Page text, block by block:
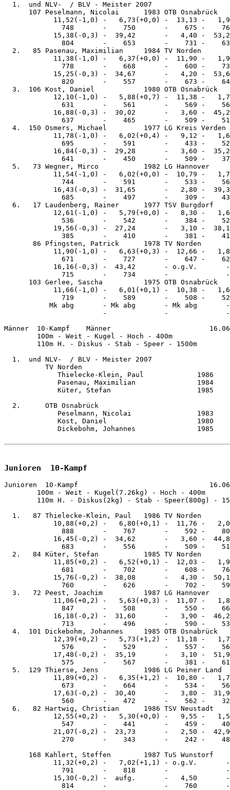
1.  und NLV-  / BLV - Meister 2007
107 Peselmann, Nicolai      1983 OTB Osnabrück
11,52(-1,0) -   6,73(+0,0) -  13,13 -   1,96
748       -    750       -    675 -    767
15,38(-0,3) -  39,42       -   4,40 -  53,25
804       -    653       -    731 -    637
2.   85 Pasenau, Maximilian     1984 TV Norden
11,38(-1,0) -   6,37(+0,0) -  11,90 -   1,92
778       -    668       -    600 -    731
15,25(-0,3) -  34,67       -   4,20 -  53,68
820       -    557       -    673 -    643
3.  106 Kost, Daniel            1980 OTB Osnabrück
12,10(-1,0) -   5,88(+0,7) -  11,38 -   1,72
631       -    561       -    569 -    560
16,88(-0,3) -  30,02       -   3,60 -  45,28
637       -    465       -    509 -    519
4.  150 Osmers, Michael         1977 LG Kreis Verden
11,78(-1,0) -   6,02(+0,4) -   9,12 -   1,68
695       -    591       -    433 -    528
16,84(-0,3) -  29,28       -   3,60 -  35,20
641       -    450       -    509 -    373
5.   73 Wegner, Mirco           1982 LG Hannover
11,54(-1,0) -   6,02(+0,0) -  10,79 -   1,72
744       -    591       -    533 -    560
16,43(-0,3) -  31,65       -   2,80 -  39,34
685       -    497       -    309 -    433
6.   17 Laudenberg, Rainer      1977 TSV Burgdorf
12,61(-1,0) -   5,79(+0,0) -   8,30 -   1,68
536       -    542       -    384 -    528
19,56(-0,3) -  27,24       -   3,10 -  38,10
385       -    410       -    381 -    415
86 Pfingsten, Patrick      1978 TV Norden
11,90(-1,0) -   6,63(+0,3) -  12,66 -   1,80
671       -    727       -    647 -    627
16,16(-0,3) -  43,42       - o.g.V.       - Mk
715       -    734       -
103 Gerlee, Sascha          1975 OTB Osnabrück
11,66(-1,0) -   6,01(+0,1) -  10,38 -
719       -    589       -    508 -
Mk abg       - Mk abg       - Mk abg       -
-              -
Männer  10-Kampf    Männer
100m - Weit - Kugel - Hoch - 400m
110m H. - Diskus - Stab - Speer - 1500m
1.  und NLV-  / BLV - Meister 2007
TV Norden
Thielecke-Klein, Paul             1986
Pasenau, Maximilian               1984
Küter, Stefan                     1985
2.      OTB Osnabrück
Peselmann, Nicolai                1983
Kost, Daniel                      1980
Dickebohm, Johannes               1985
Junioren  10-Kampf
Junioren  10-Kampf
        100m - Weit - Kugel(7.26kg) - Hoch - 400m
110m H. - Diskus(2kg) - Stab - Speer(800g) -
1.   87 Thielecke-Klein, Paul   1986 TV Norden
10,88(+0,2) -   6,80(+0,1) -  11,76 -
888       -    767       -    592 -
16,45(-0,2) -  34,62       -   3,60 -
683       -    556       -    509 -
2.   84 Küter, Stefan           1985 TV Norden
11,85(+0,2) -   6,52(+0,1) -  12,03 -
681       -    702       -    608 -
15,76(-0,2) -  38,08       -   4,30 -
760       -    626       -    702 -
3.   72 Peest, Joachim          1987 LG Hannover
11,06(+0,2) -   5,63(+0,3) -  11,07 -
847       -    508       -    550 -
16,18(-0,2) -  31,60       -   3,90 -
713       -    496       -    590 -
4.  101 Dickebohm, Johannes     1985 OTB Osnabrück
12,39(+0,2) -   5,73(+1,2) -  11,18 -
576       -    529       -    557 -
17,48(-0,2) -  35,19       -   3,10 -
575       -    567       -    381 -
5.  129 Thierse, Jens           1986 LG Peiner
11,89(+0,2) -   6,35(+1,2) -  10,80 -
673       -    664       -    534 -
17,63(-0,2) -  30,40       -   3,80 -
560       -    472       -    562 -
6.   82 Hartwig, Christian      1986 TSV Neustadt
12,55(+0,2) -   5,30(+0,0) -   9,55 -
547       -    441       -    459 -
21,07(-0,2) -  23,73       -   2,50 -
270       -    343       -    242 -
168 Kahlert, Steffen        1987 TuS Wunstorf
11,32(+0,2) -   7,02(+1,1) - o.g.V.
791       -    818       -
15,30(-0,2) -  aufg.       -   4,50
814       -              -